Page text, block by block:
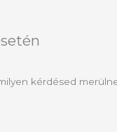
kérdésed